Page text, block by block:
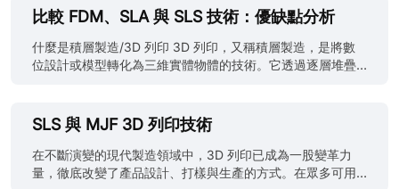
正需要了解的是其功能取捨：極致細節在甚麼情況......
進行的積層製造，所製作零件的特徵使用微米（µm）而不是
毫米計量。相關列印技術與製程是專門針對這個尺度的精度
進行最佳化，而不是由大型設備簡單改造而成。 「微型」並
不是用來形容小型列印機的市場宣傳用語，而是一個真正的
麼不同？ 特徵尺寸是兩者最主要的差異。標準 SLA 列印機可
能達到 50～100µm 的特徵解析度；微型 SLA 及專用微型
3D 列印技......
雜、小量至中量及高度客製化的組件。 這項轉型由製程穩定
性、材料性能及數位製造基礎架構的同步進步所推動。
（Pexels） 3D 列印趨勢與產業演進 3D 列印的未來並非由
單一突破所推動，而是來自持續穩定的改善。積層製造的重
過程中，強度更高的聚合物、新型金屬合金及人工智慧驅動
的自動化技術，正讓 3D 列印變得更可靠且更容易擴充。它
不會取代傳統製造，而是成為複雜、小量及高性能應用的互
補解決方案。 2026 年為何是積層製造的轉捩點？ 2026 年
比較 FDM、SLA 與 SLS 技術：優缺點分析
什麼是積層製造/3D 列印 3D 列印，又稱積層製造，是將數
位設計或模型轉化為三維實體物體的技術。它透過逐層堆疊
3D 列印前，需先使用電腦輔助設計（CAD）軟體建立數位
3D 模型，或透過 3D 掃描取得。接著將模型切成薄薄的橫截
面層，3D 印表機便利用這些資訊來引導製造過程。 在 FDM
中，塑膠線材被熔化後從噴嘴擠出，噴嘴以受控方式移動，
SLS 與 MJF 3D 列印技術
在不斷演變的現代製造領域中，3D 列印已成為一股變革力
量，徹底改變了產品設計、打樣與生產的方式。在眾多可用